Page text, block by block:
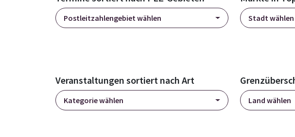
Postleitzahlengebiet wählen Stadt wählen
Veranstaltungen sortiert nach Art
Kategorie wählen Land wählen